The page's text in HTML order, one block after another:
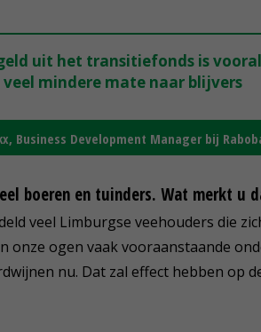
uit het transitiefonds is
veel mindere mate naar blijvers
Business Development Manager bij
boeren en tuinders. Wat merkt u
veel Limburgse veehouders die
onze ogen vaak vooraanstaande
nu. Dat zal effect hebben op